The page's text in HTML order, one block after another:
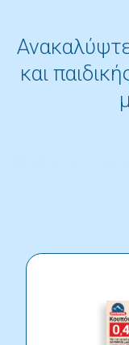
και